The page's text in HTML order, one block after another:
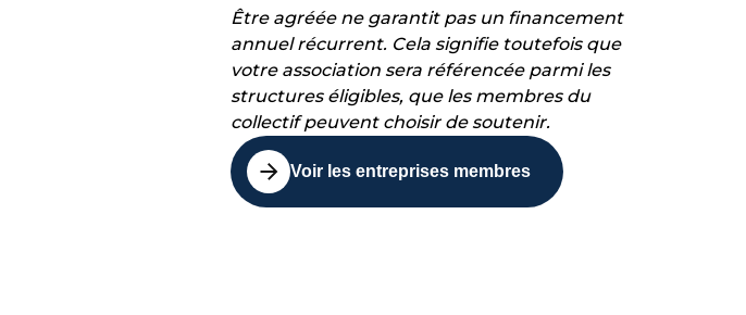
Être agréée ne garantit pas un financement
annuel récurrent. Cela signifie toutefois que
votre association sera référencée parmi les
structures éligibles, que les membres du
collectif peuvent choisir de soutenir.
Voir les entreprises membres